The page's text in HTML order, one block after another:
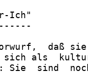
Ich"
daß
als
Sie  sind